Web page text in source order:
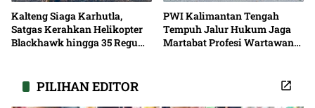
Kalteng Siaga Karhutla,
Satgas Kerahkan Helikopter
Blackhawk hingga 35 Regu
PWI Kalimantan Tengah
Tempuh Jalur Hukum Jaga
Martabat Profesi Wartawan
PILIHAN EDITOR